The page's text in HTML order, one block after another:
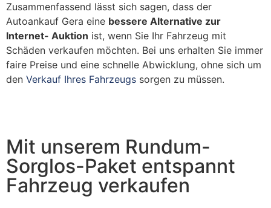
Zusammenfassend lässt sich sagen, dass der
Autoankauf Gera eine bessere Alternative zur
Internet- Auktion ist, wenn Sie Ihr Fahrzeug mit
Schäden verkaufen möchten. Bei uns erhalten Sie immer
faire Preise und eine schnelle Abwicklung, ohne sich um
den Verkauf Ihres Fahrzeugs sorgen zu müssen.
Mit unserem Rundum-
Sorglos-Paket entspannt
Fahrzeug verkaufen